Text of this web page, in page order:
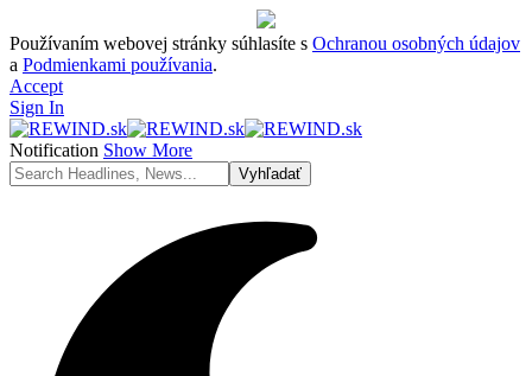
Používaním webovej stránky súhlasíte s Ochranou osobných údajov
a Podmienkami používania.
Accept
Sign In
Notification Show More